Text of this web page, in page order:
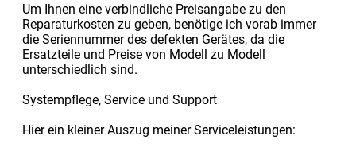
Um Ihnen eine verbindliche Preisangabe zu den
Reparaturkosten zu geben, benötige ich vorab immer
die Seriennummer des defekten Gerätes, da die
Ersatzteile und Preise von Modell zu Modell
unterschiedlich sind.
Systempflege, Service und Support
Hier ein kleiner Auszug meiner Serviceleistungen: